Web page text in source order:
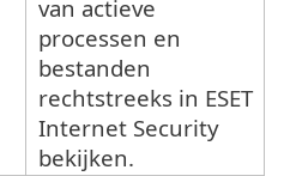
van actieve
processen en
bestanden
rechtstreeks in ESET
Internet Security
bekijken.